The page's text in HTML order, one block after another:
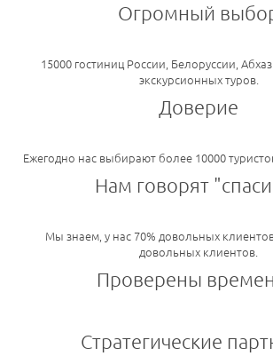
Огромный
15000 гостиниц России, Белоруссии,
экскурсионных туров.
Доверие
Ежегодно нас выбирают более 10000
Нам говорят
Мы знаем, у нас 70% довольных
довольных клиентов.
Проверены
Стратегические